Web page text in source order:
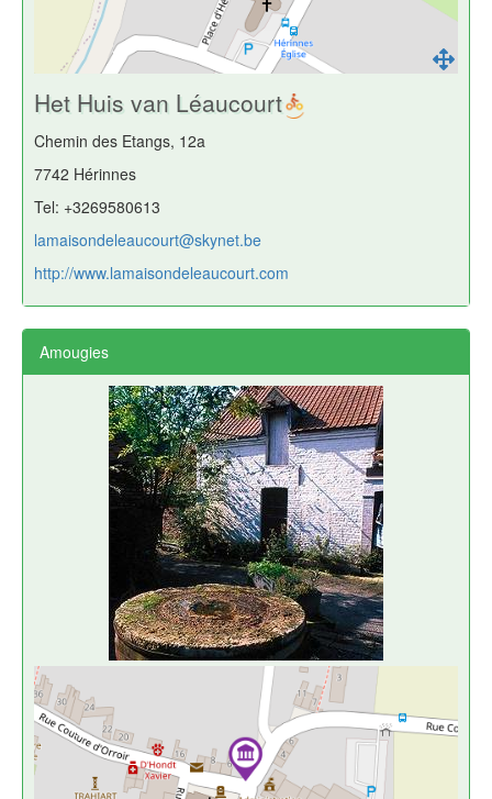
Het Huis van Léaucourt
Chemin des Etangs, 12a
7742 Hérinnes
Tel: +3269580613
lamaisondeleaucourt@skynet.be
http://www.lamaisondeleaucourt.com
Amougies